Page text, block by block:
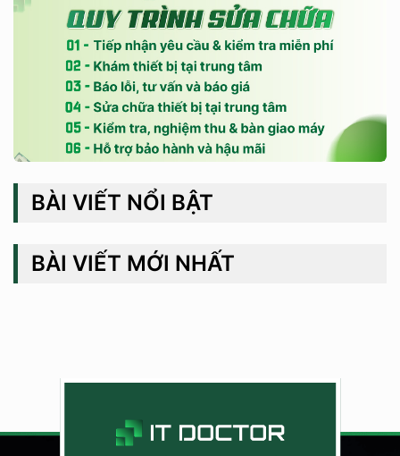
BÀI VIẾT NỔI BẬT
BÀI VIẾT MỚI NHẤT